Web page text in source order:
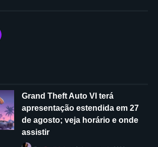
Grand Theft Auto VI terá
apresentação estendida em 27
de agosto; veja horário e onde
assistir